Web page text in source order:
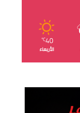
40
℃
الأربعاء